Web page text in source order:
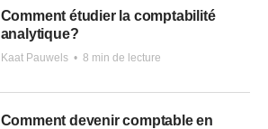
Comment étudier la comptabilité
analytique?
Kaat Pauwels • 8 min de lecture
Comment devenir comptable en